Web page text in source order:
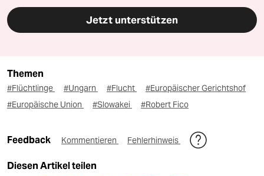
Jetzt unterstützen
Themen
#Flüchtlinge #Ungarn #Flucht
#Europäischer Gerichtshof
#Europäische Union
#Slowakei #Robert Fico
Feedback Kommentieren Fehlerhinweis
Diesen Artikel teilen